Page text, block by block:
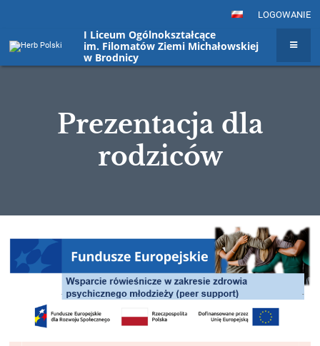
LOGOWANIE
I Liceum Ogólnokształcące
im. Filomatów Ziemi Michałowskiej
w Brodnicy
Prezentacja dla
rodziców
rodziców